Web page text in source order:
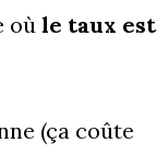
où le taux est
(ça coûte